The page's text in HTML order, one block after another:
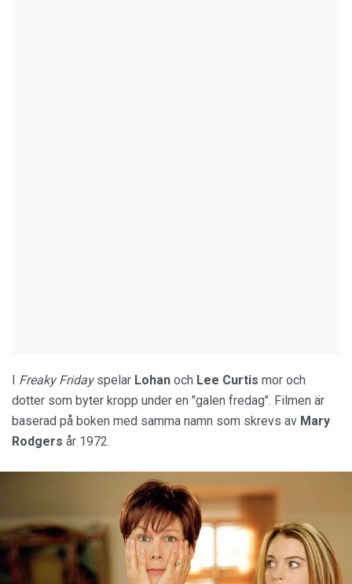
I Freaky Fridayspelar Lohan och Lee Curtis mor och
dotter som byter kropp under en "galen fredag". Filmen är
baserad på boken med samma namn som skrevs av Mary
Rodgers år 1972.